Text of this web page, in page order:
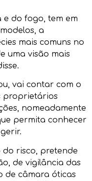
e do fogo, tem em
a
mais comuns no
uma visão mais
vai contar com o
proprietários
nomeadamente
permita conhecer
do risco, pretende
de vigilância das
de câmara óticas